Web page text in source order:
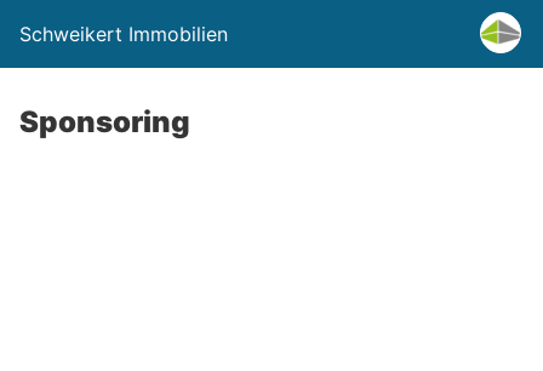
Schweikert Immobilien
Sponsoring